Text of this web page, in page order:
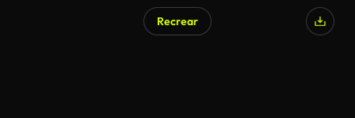
Recrear